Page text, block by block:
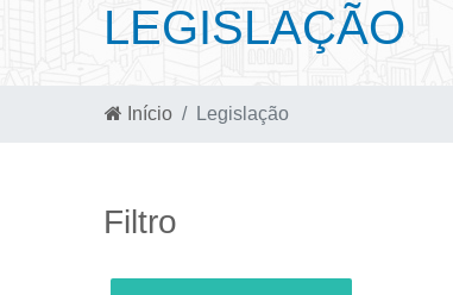
LEGISLAÇÃO
Início Legislação
Filtro